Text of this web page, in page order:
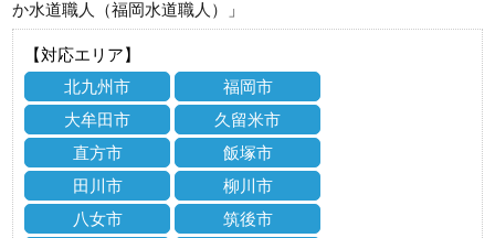
か水道職人（福岡水道職人）」
【対応エリア】
北九州市
福岡市
大牟田市
久留米市
直方市
飯塚市
田川市
柳川市
八女市
筑後市